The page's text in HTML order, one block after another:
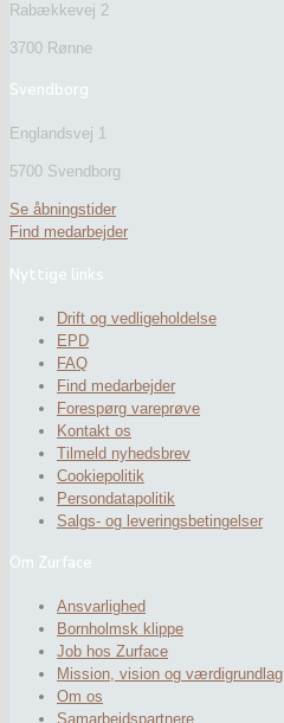
Rabækkevej 2
3700 Rønne
Svendborg
Englandsvej 1
5700 Svendborg
Se åbningstider
Find medarbejder
Nyttige links
Drift og vedligeholdelse
EPD
FAQ
Find medarbejder
Forespørg vareprøve
Kontakt os
Tilmeld nyhedsbrev
Cookiepolitik
Persondatapolitik
Salgs- og leveringsbetingelser
Om Zurface
Ansvarlighed
Bornholmsk klippe
Job hos Zurface
Mission, vision og værdigrundlag
Om os
Samarbejdspartnere